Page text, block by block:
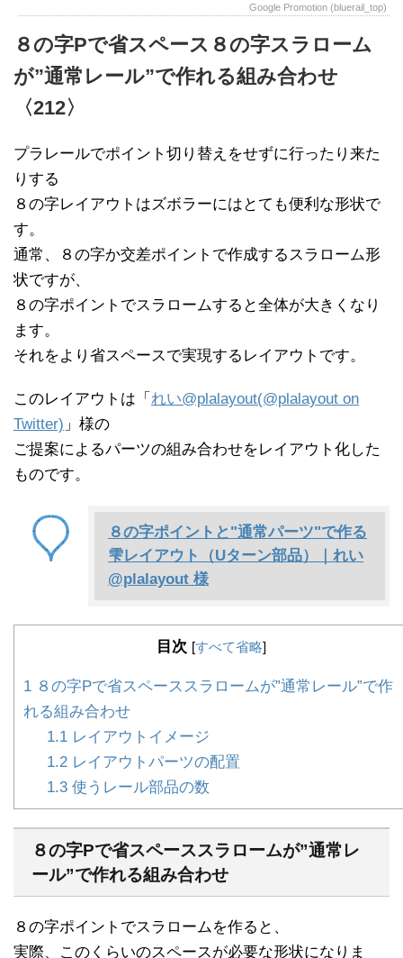
Google Promotion (bluerail_top)
８の字Pで省スペース８の字スラローム
が”通常レール”で作れる組み合わせ
〈212〉
プラレールでポイント切り替えをせずに行ったり来た
りする
８の字レイアウトはズボラーにはとても便利な形状で
す。
通常、８の字か交差ポイントで作成するスラローム形
状ですが、
８の字ポイントでスラロームすると全体が大きくなり
ます。
それをより省スペースで実現するレイアウトです。
このレイアウトは「 れい@plalayout(@plalayout on
Twitter) 」様の
ご提案によるパーツの組み合わせをレイアウト化した
ものです。
８の字ポイントと"通常パーツ"で作る
雫レイアウト（Uターン部品）｜れい
@plalayout 様
目次 [すべて省略]
1 ８の字Pで省スペーススラロームが”通常レール”で作
れる組み合わせ
1.1レイアウトイメージ
1.2レイアウトパーツの配置
1.3使うレール部品の数
８の字Pで省スペーススラロームが”通常レ
ール”で作れる組み合わせ
８の字ポイントでスラロームを作ると、
実際、このくらいのスペースが必要な形状になりま